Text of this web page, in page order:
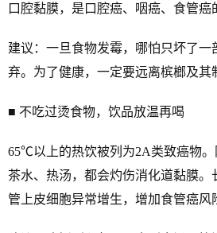
口腔黏膜，是口腔癌、咽癌、食管癌
建议：一旦食物发霉，哪怕只坏了一
弃。为了健康，一定要远离槟榔及其
■ 不吃过烫食物，饮品放温再喝
65℃以上的热饮被列为2A类致癌物
茶水、热汤，都会灼伤消化道黏膜。
管上皮细胞异常增生，增加食管癌风